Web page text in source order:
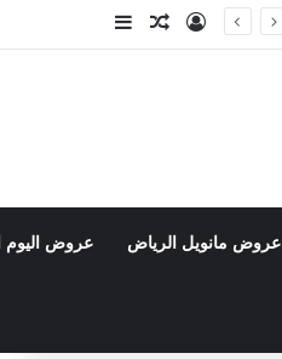
تسجيل الدخول
مقال عشوائي
إضافة عمود
عروض مانويل الرياض عروض اليوم